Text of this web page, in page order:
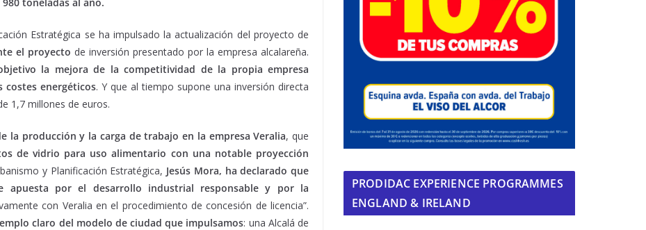
Estratégica se ha impulsado la actualización del proyecto de
el proyecto de inversión presentado por la empresa alcalareña.
la mejora de la competitividad de la propia empresa
costes energéticos. Y que al tiempo supone una inversión directa
1,7 millones de euros.
la producción y la carga de trabajo en la empresa Veralia, que
de vidrio para uso alimentario con una notable proyección
y Planificación Estratégica, Jesús Mora, ha declarado que
apuesta por el desarrollo industrial responsable y por la
con Veralia en el procedimiento de concesión de licencia”.
claro del modelo de ciudad que impulsamos: una Alcalá de
PRODIDAC EXPERIENCE PROGRAMMES
ENGLAND & IRELAND